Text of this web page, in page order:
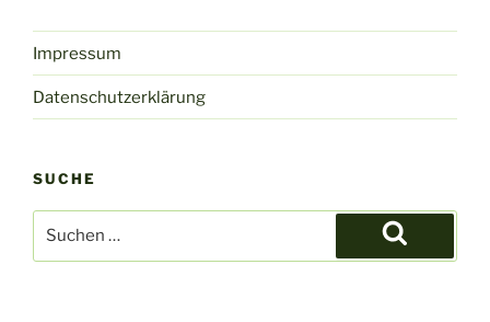
Impressum
Datenschutzerklärung
SUCHE
nach:
Suchen